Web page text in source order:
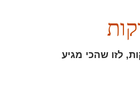
לזו שהכי מגיע